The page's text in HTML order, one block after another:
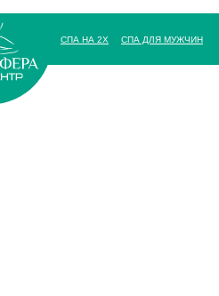
СПА НА 2Х СПА ДЛЯ МУЖЧИН